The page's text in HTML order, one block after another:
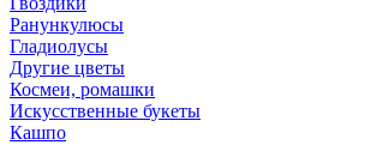
Ранункулюсы
Гладиолусы
Другие цветы
Космеи, ромашки
Искусственные букеты
Кашпо